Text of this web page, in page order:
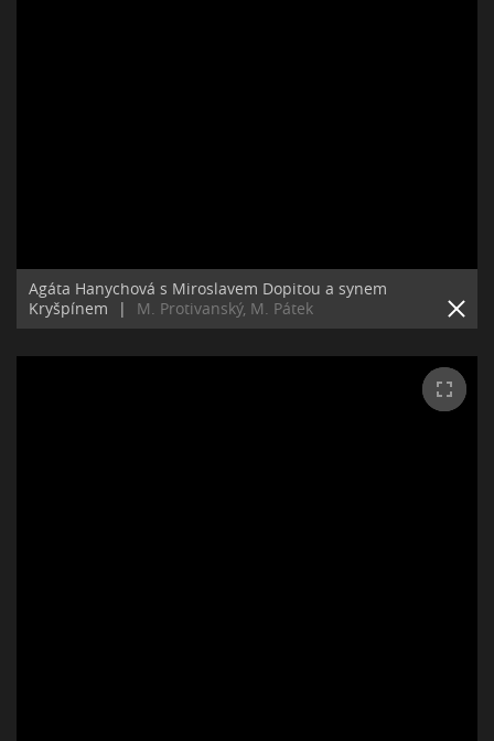
Agáta Hanychová s Miroslavem Dopitou a synem
Kryšpínem
| M. Protivanský, M. Pátek